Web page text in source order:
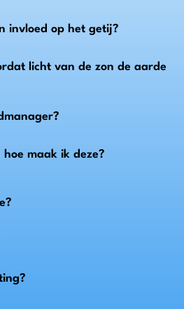
invloed op het getij?
licht van de zon de aarde
hoe maak ik deze?